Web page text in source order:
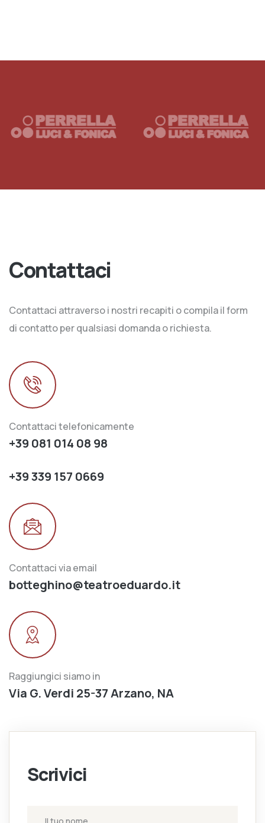
Contattaci
Contattaci attraverso i nostri recapiti o compila il form
di contatto per qualsiasi domanda o richiesta.
Contattaci telefonicamente
+39 081 014 08 98
+39 339 157 0669
Contattaci via email
botteghino@teatroeduardo.it
Raggiungici siamo in
Via G. Verdi 25-37 Arzano, NA
Scrivici